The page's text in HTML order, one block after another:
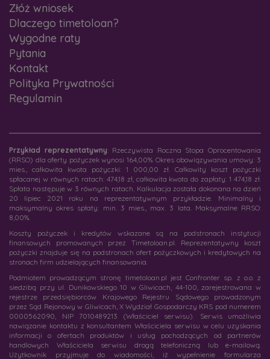
Złóż wniosek
Dlaczego timetoloan?
Wygodne raty
Pytania
Kontakt
Polityka Prywatności
Regulamin
Przykład reprezentatywny: Rzeczywista Roczna Stopa Oprocentowania
(RRSO) dla oferty pożyczek wynosi 164,00%. Okres obowiązywania umowy: 3
mies., całkowita kwota pożyczki: 1 000,00 zł. Całkowity koszt pożyczki
spłacanej w równych ratach: 474,18 zł, całkowita kwota do zapłaty: 1 474,18 zł.
Spłata następuje w 3 równych ratach. Kalkulacja została dokonana na dzień
20 lipiec 2021 roku na reprezentatywnym przykładzie. Minimalny i
maksymalny okres spłaty: min. 3 mies., max. 3 lata. Maksymalne RRSO:
8,00%.
Koszty pożyczek i kredytów wskazane są na podstronach instytucji
finansowych promowanych przez Timetoloan.pl. Reprezentatywny koszt
pożyczki znajduje się na podstronach ofert pożyczkowych i kredytowych na
stronach firm udzielających finansowania.
Podmiotem prowadzącym stronę timetoloan.pl jest Confronter sp. z o.o. z
siedzibą przy ul. Dunikowskiego 10 w Gliwicach, 44-100, zarejestrowana w
rejestrze przedsiębiorców Krajowego Rejestru Sądowego prowadzonym
przez Sąd Rejonowy w Gliwicach, X Wydział Gospodarczy KRS pod numerem
0000562090, NIP 7010489213 (Właściciel serwisu). Serwis umożliwia
nawiązanie kontaktu z konsultantem Właściciela serwisu w celu uzyskania
informacji o ofertach produktów i usług pochodzących od partnerów
handlowych Właściciela serwisu drogą telefoniczną lub e-mailową.
Użytkownik przyjmuje do wiadomości, iż wypełnienie formularza